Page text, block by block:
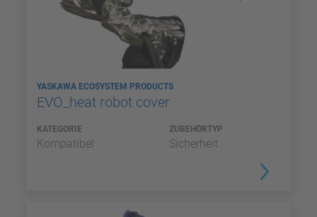
YASKAWA ECOSYSTEM PRODUCTS
EVO_heat robot cover
KATEGORIE
Kompatibel
ZUBEHÖRTYP
Sicherheit